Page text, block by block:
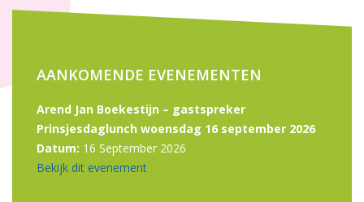
AANKOMENDE EVENEMENTEN
Arend Jan Boekestijn – gastspreker
Prinsjesdaglunch woensdag 16 september 2026
Datum: 16 September 2026
Bekijk dit evenement